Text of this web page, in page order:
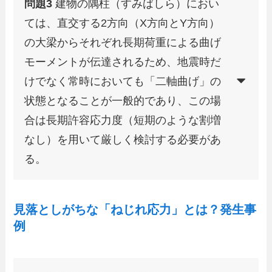
問題3 建物の隅柱（すみばしら）におい
ては、直交する2方向（X方向とY方向）
の大梁からそれぞれ長期荷重による曲げ
モーメントが伝達されるため、地震時だ
けでなく常時においても「二軸曲げ」の
状態となることが一般的であり、この場
合は長期許容応力度（短期のような割増
なし）を用いて厳しく検討する必要があ
る。
見落としがちな「ねじれ応力」とは？発生事
例